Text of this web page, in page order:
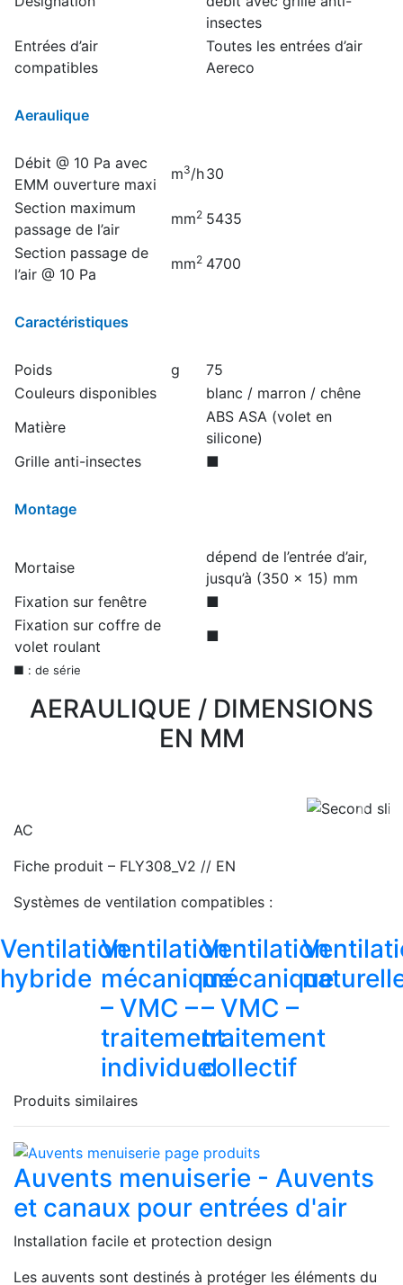
insectes
Entrées d’air
compatibles
Toutes les entrées d’air
Aereco
Aeraulique
Débit @ 10 Pa avec
EMM ouverture maxi
m3/h30
Section maximum
passage de l’air
mm2 5435
Section passage de
l’air @ 10 Pa
mm2 4700
Caractéristiques
Poids g
75
Couleurs disponibles
blanc / marron / chêne
Matière
ABS ASA (volet en
silicone)
Grille anti-insectes
■
Montage
Mortaise
dépend de l’entrée d’air,
jusqu’à (350 x 15) mm
Fixation sur fenêtre
■
Fixation sur coffre de
volet roulant
■
■ : de série
AERAULIQUE / DIMENSIONS
EN MM
Next
AC
Fiche produit – FLY308_V2 // EN
Systèmes de ventilation compatibles :
Ventilation
hybride
Ventilation
mécanique
– VMC –
traitement
individuel
Ventilation
mécanique
– VMC –
traitement
collectif
Produits similaires
Auvents menuiserie - Auvents
et canaux pour entrées d'air
Installation facile et protection design
Les auvents sont destinés à protéger les éléments du